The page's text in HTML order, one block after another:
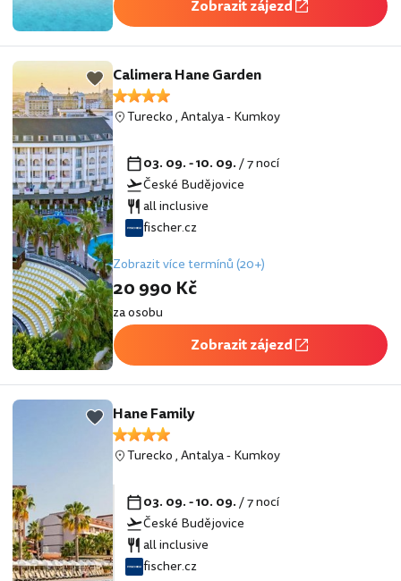
Zobrazit zájezd
Calimera Hane Garden
Turecko,Antalya-Kumkoy
03. 09. - 10. 09./ 7 nocí
České Budějovice
all inclusive
fischer.cz
Zobrazit více termínů (20+)
20 990 Kč
za osobu
Zobrazit zájezd
Hane Family
Turecko,Antalya-Kumkoy
03. 09. - 10. 09./ 7 nocí
České Budějovice
all inclusive
fischer.cz